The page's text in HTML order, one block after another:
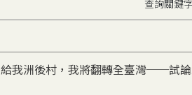
查詢關鍵
給我洲後村，我將翻轉全臺灣──試